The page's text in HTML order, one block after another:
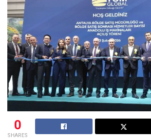
0
SHARES